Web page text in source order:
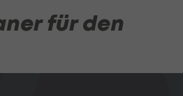
für den